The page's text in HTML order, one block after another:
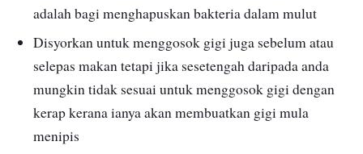
adalah bagi menghapuskan bakteria dalam mulut
Disyorkan untuk menggosok gigi juga sebelum atau
selepas makan tetapi jika sesetengah daripada anda
mungkin tidak sesuai untuk menggosok gigi dengan
kerap kerana ianya akan membuatkan gigi mula
menipis